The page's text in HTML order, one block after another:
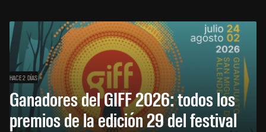
HACE 2 DÍAS
Ganadores del GIFF 2026: todos los
premios de la edición 29 del festival